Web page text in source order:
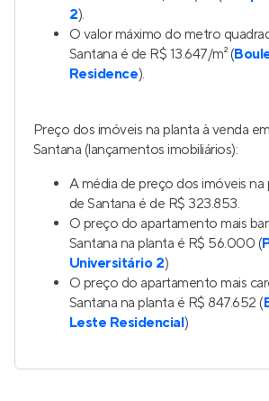
2).
O valor máximo do metro
Santana é de R$ 13.647/m² (
Residence).
Preço dos imóveis na planta à venda
Santana (lançamentos imobiliários):
A média de preço dos imóveis na
de Santana é de R$ 323.853.
O preço do apartamento mais
Santana na planta é R$ 56.000 (
Universitário 2)
O preço do apartamento mais
Santana na planta é R$ 847.652 (
Leste Residencial)